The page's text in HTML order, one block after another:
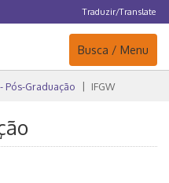
Traduzir/Translate
Navegação
Busca / Menu
- Pós-Graduação IFGW